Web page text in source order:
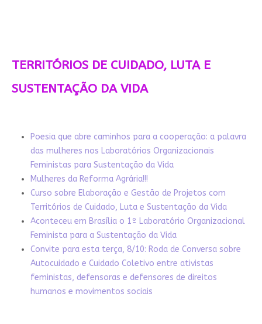
TERRITÓRIOS DE CUIDADO, LUTA E
SUSTENTAÇÃO DA VIDA
Poesia que abre caminhos para a cooperação: a palavra
das mulheres nos Laboratórios Organizacionais
Feministas para Sustentação da Vida
Mulheres da Reforma Agrária!!!
Curso sobre Elaboração e Gestão de Projetos com
Territórios de Cuidado, Luta e Sustentação da Vida
Aconteceu em Brasília o 1º Laboratório Organizacional
Feminista para a Sustentação da Vida
Convite para esta terça, 8/10: Roda de Conversa sobre
Autocuidado e Cuidado Coletivo entre ativistas
feministas, defensoras e defensores de direitos
humanos e movimentos sociais